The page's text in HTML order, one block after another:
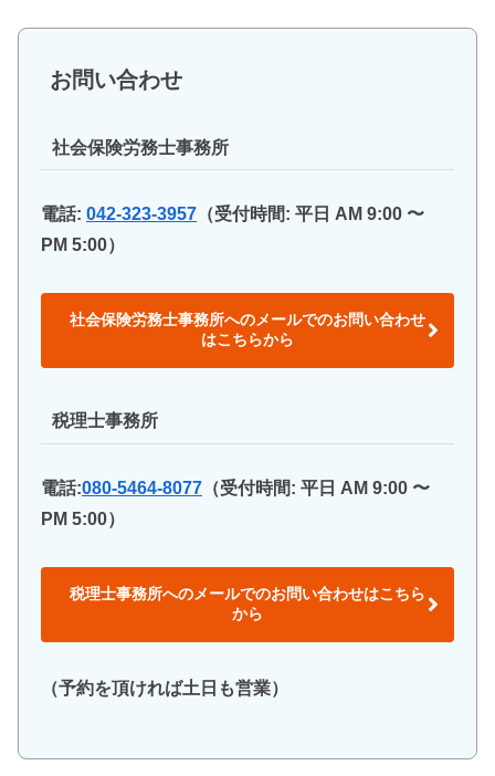
お問い合わせ
社会保険労務士事務所
電話: 042-323-3957 （受付時間: 平日 AM 9:00 〜
PM 5:00）
社会保険労務士事務所へのメールでのお問い合わせ
はこちらから
税理士事務所
電話:080-5464-8077 （受付時間: 平日 AM 9:00 〜
PM 5:00）
税理士事務所へのメールでのお問い合わせはこちら
から
（予約を頂ければ土日も営業）